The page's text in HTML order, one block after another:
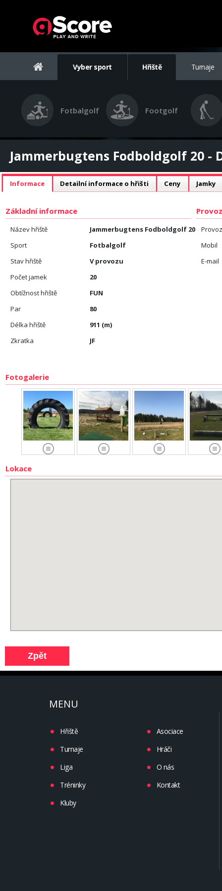
Vyber sport Hřiště Turnaje
Fotbalgolf Footgolf
Jammerbugtens Fodboldgolf 20 -
Informace Detailní informace o hřišti Ceny Jamky
Základní informace
Název hřiště
Jammerbugtens Fodboldgolf 20
Sport
Fotbalgolf
Stav hřiště
V provozu
Počet jamek
20
Obtížnost hřiště
FUN
Par
80
Délka hřiště
911 (m)
Zkratka
JF
Mobil
E-mail
Fotogalerie
Lokace
MENU
Hřiště
Turnaje
Liga
Tréninky
Kluby
Asociace
Hráči
O nás
Kontakt